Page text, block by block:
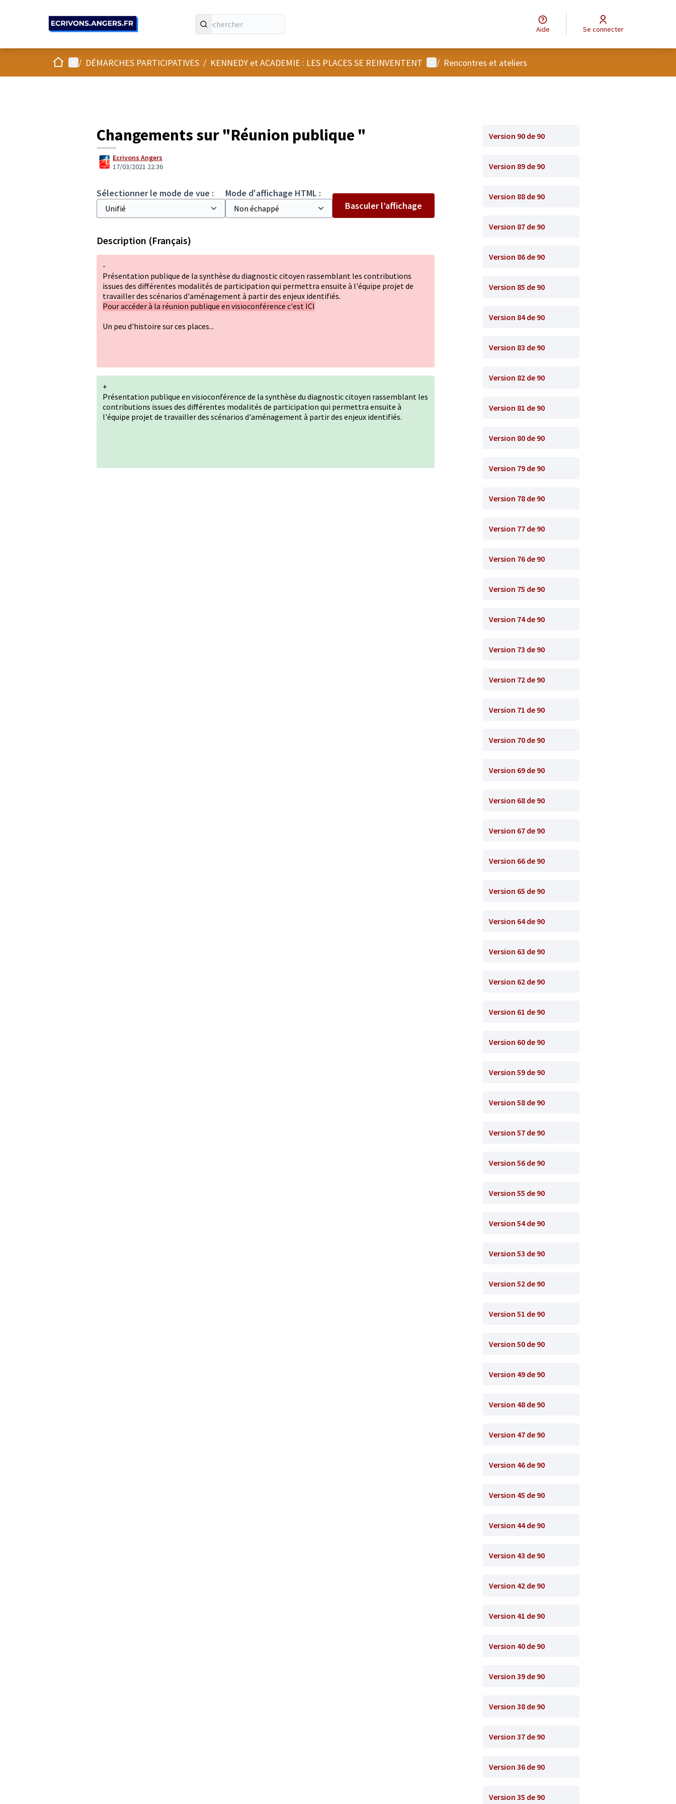
Aide Se connecter
AccueilMenu principal
/ DÉMARCHES PARTICIPATIVES / KENNEDY et ACADEMIE : LES PLACES SE REINVENTENT Menu utilisateur
/ Rencontres et ateliers
Changements sur "Réunion publique "
Ecrivons Angers
17/03/2021 22:36
Sélectionner le mode de vue :
Mode d'affichage HTML :
Basculer l’affichage
Description (Français)
-
Présentation publique de la synthèse du diagnostic citoyen rassemblant les contributions
issues des différentes modalités de participation qui permettra ensuite à l'équipe projet de
travailler des scénarios d'aménagement à partir des enjeux identifiés.
Pour accéder à la réunion publique en visioconférence c'est ICI
Un peu d'histoire sur ces places...
+
Présentation publique en visioconférence de la synthèse du diagnostic citoyen rassemblant les
contributions issues des différentes modalités de participation qui permettra ensuite à
l'équipe projet de travailler des scénarios d'aménagement à partir des enjeux identifiés.
Version 90 de 90
Version 89 de 90
Version 88 de 90
Version 87 de 90
Version 86 de 90
Version 85 de 90
Version 84 de 90
Version 83 de 90
Version 82 de 90
Version 81 de 90
Version 80 de 90
Version 79 de 90
Version 78 de 90
Version 77 de 90
Version 76 de 90
Version 75 de 90
Version 74 de 90
Version 73 de 90
Version 72 de 90
Version 71 de 90
Version 70 de 90
Version 69 de 90
Version 68 de 90
Version 67 de 90
Version 66 de 90
Version 65 de 90
Version 64 de 90
Version 63 de 90
Version 62 de 90
Version 61 de 90
Version 60 de 90
Version 59 de 90
Version 58 de 90
Version 57 de 90
Version 56 de 90
Version 55 de 90
Version 54 de 90
Version 53 de 90
Version 52 de 90
Version 51 de 90
Version 50 de 90
Version 49 de 90
Version 48 de 90
Version 47 de 90
Version 46 de 90
Version 45 de 90
Version 44 de 90
Version 43 de 90
Version 42 de 90
Version 41 de 90
Version 40 de 90
Version 39 de 90
Version 38 de 90
Version 37 de 90
Version 36 de 90
Version 35 de 90